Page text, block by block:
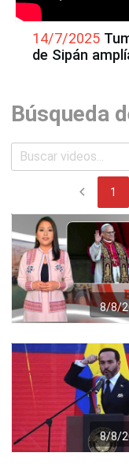
14/7/2025
de Sipán
Búsqueda
chevron_left 1
8/8/
8/8/